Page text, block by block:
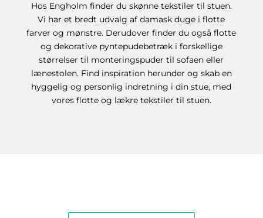
Hos Engholm finder du skønne tekstiler til stuen.
Vi har et bredt udvalg af damask duge i flotte
farver og mønstre. Derudover finder du også flotte
og dekorative pyntepudebetræk i forskellige
størrelser til monteringspuder til sofaen eller
lænestolen. Find inspiration herunder og skab en
hyggelig og personlig indretning i din stue, med
vores flotte og lækre tekstiler til stuen.